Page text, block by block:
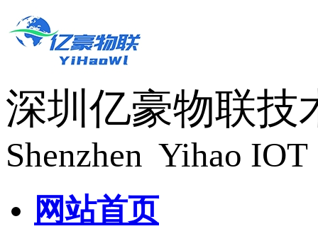
深圳亿豪物联技
Shenzhen Yihao
网站首页